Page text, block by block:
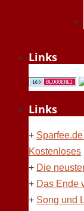
Links
Links
+
Kostenloses
+ Die
+ Das Ende
+ Song und